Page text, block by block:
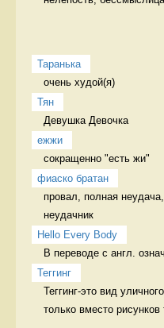
Таранька
очень худой(я)
Тян
Девушка Девочка
ежжи
сокращенно "есть жи"
фиаско братан
провал, полная
неудачник
Hello Every Body
В переводе с англ.
Теггинг
Теггинг-это вид
только вместо рисунков